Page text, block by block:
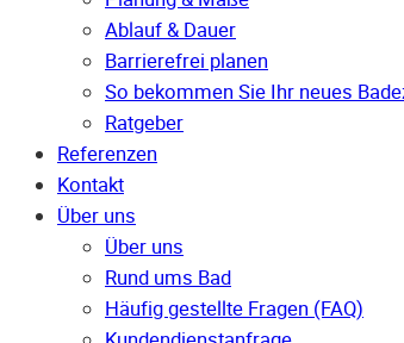
Ablauf & Dauer
Barrierefrei planen
So bekommen Sie Ihr neues
Ratgeber
Referenzen
Kontakt
Über uns
Über uns
Rund ums Bad
Häufig gestellte Fragen (FAQ)